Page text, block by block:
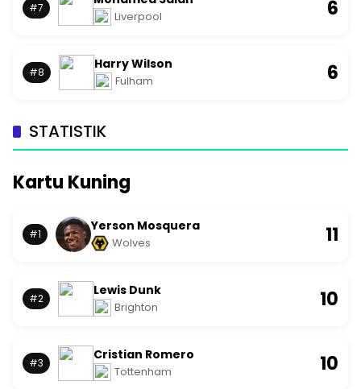
#7
Liverpool 6
#8
Harry Wilson
Fulham 6
STATISTIK
Kartu Kuning
#1
Yerson Mosquera
Wolves 11
#2
Lewis Dunk
Brighton 10
#3
Cristian Romero
Tottenham 10